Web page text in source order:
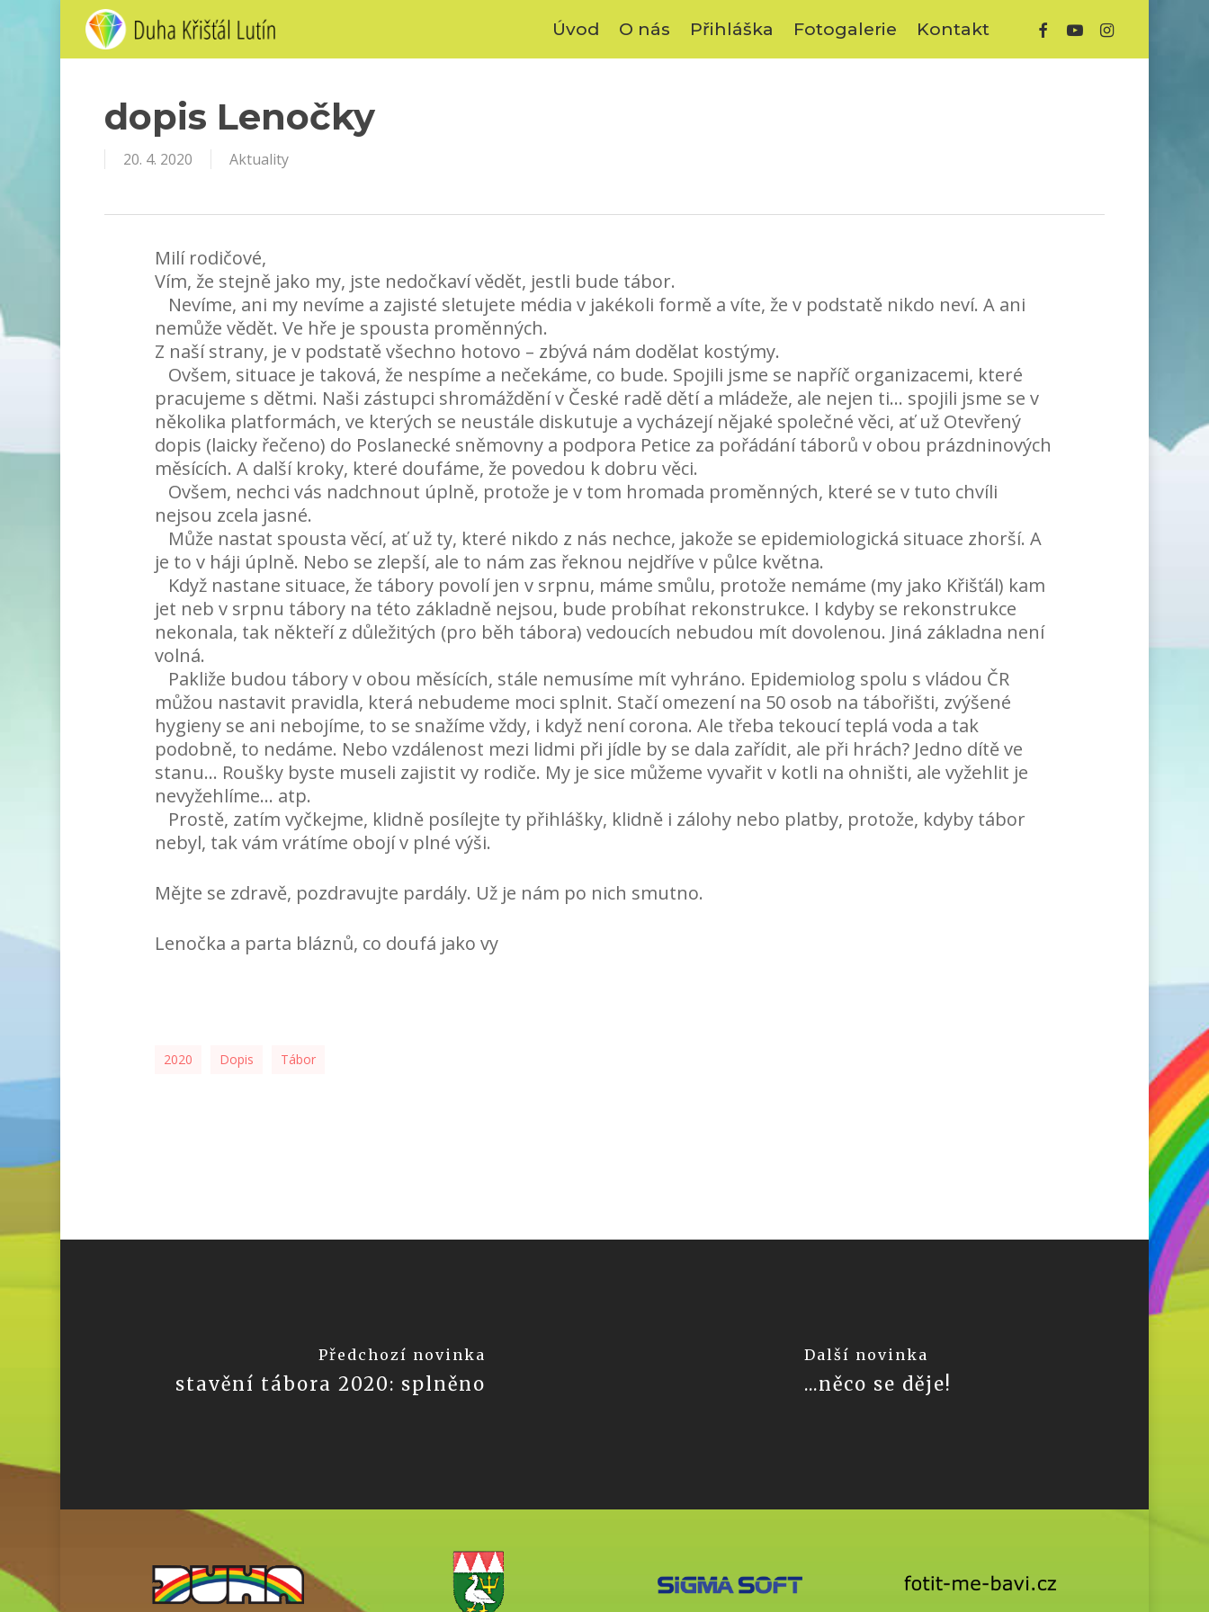
Úvod O nás Přihláška Fotogalerie Kontakt facebook
youtubeinstagram
dopis Lenočky
20. 4. 2020 Aktuality
Milí rodičové,
Vím, že stejně jako my, jste nedočkaví vědět, jestli bude tábor.
Nevíme, ani my nevíme a zajisté sletujete média v jakékoli formě a víte, že v podstatě nikdo neví. A ani
nemůže vědět. Ve hře je spousta proměnných.
Z naší strany, je v podstatě všechno hotovo – zbývá nám dodělat kostýmy.
Ovšem, situace je taková, že nespíme a nečekáme, co bude. Spojili jsme se napříč organizacemi, které
pracujeme s dětmi. Naši zástupci shromáždění v České radě dětí a mládeže, ale nejen ti… spojili jsme se v
několika platformách, ve kterých se neustále diskutuje a vycházejí nějaké společné věci, ať už Otevřený
dopis (laicky řečeno) do Poslanecké sněmovny a podpora Petice za pořádání táborů v obou prázdninových
měsících. A další kroky, které doufáme, že povedou k dobru věci.
Ovšem, nechci vás nadchnout úplně, protože je v tom hromada proměnných, které se v tuto chvíli
nejsou zcela jasné.
Může nastat spousta věcí, ať už ty, které nikdo z nás nechce, jakože se epidemiologická situace zhorší. A
je to v háji úplně. Nebo se zlepší, ale to nám zas řeknou nejdříve v půlce května.
Když nastane situace, že tábory povolí jen v srpnu, máme smůlu, protože nemáme (my jako Křišťál) kam
jet neb v srpnu tábory na této základně nejsou, bude probíhat rekonstrukce. I kdyby se rekonstrukce
nekonala, tak někteří z důležitých (pro běh tábora) vedoucích nebudou mít dovolenou. Jiná základna není
volná.
Pakliže budou tábory v obou měsících, stále nemusíme mít vyhráno. Epidemiolog spolu s vládou ČR
můžou nastavit pravidla, která nebudeme moci splnit. Stačí omezení na 50 osob na tábořišti, zvýšené
hygieny se ani nebojíme, to se snažíme vždy, i když není corona. Ale třeba tekoucí teplá voda a tak
podobně, to nedáme. Nebo vzdálenost mezi lidmi při jídle by se dala zařídit, ale při hrách? Jedno dítě ve
stanu… Roušky byste museli zajistit vy rodiče. My je sice můžeme vyvařit v kotli na ohništi, ale vyžehlit je
nevyžehlíme… atp.
Prostě, zatím vyčkejme, klidně posílejte ty přihlášky, klidně i zálohy nebo platby, protože, kdyby tábor
nebyl, tak vám vrátíme obojí v plné výši.
Mějte se zdravě, pozdravujte pardály. Už je nám po nich smutno.
Lenočka a parta bláznů, co doufá jako vy
2020 Dopis Tábor
Předchozí novinka
stavění tábora 2020: splněno
Další novinka
...něco se děje!